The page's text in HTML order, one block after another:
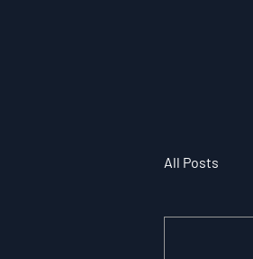
All Posts